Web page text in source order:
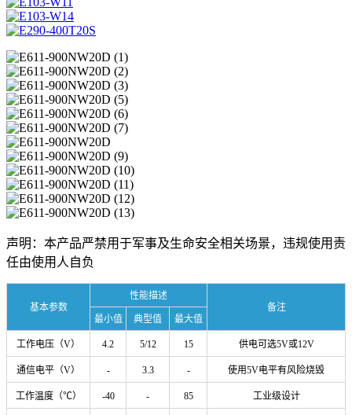
声明：本产品严禁用于军事及生命安全相关场景，违规使用责
任由使用人自负
基本参数
性能描述
备注
最小值
典型值 最大值
工作电压（V） 4.2 5/12 15 供电可选5V或12V
通信电平（V） - 3.3 - 使用5V电平有风险烧毁
工作温度（℃） -40 - 85 工业级设计